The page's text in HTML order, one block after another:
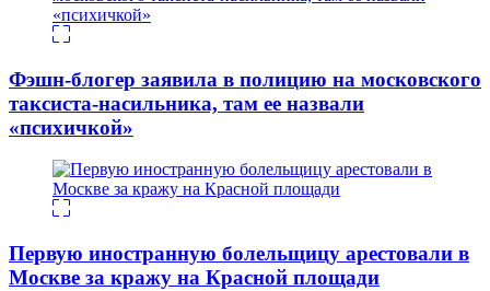
Фэшн-блогер заявила в полицию на московского
таксиста-насильника, там ее назвали
«психичкой»
Первую иностранную болельщицу арестовали в
Москве за кражу на Красной площади